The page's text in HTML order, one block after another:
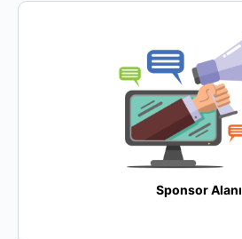
Sponsor Alanı